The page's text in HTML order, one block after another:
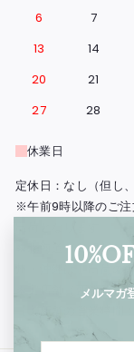
メルマガ
6
7
13
14
20
21
27
28
休業日
定休日：なし（但し
※午前9時以降のご注
※北海道・島根県と
州・沖縄は、出荷の
※実店舗（西浅草）